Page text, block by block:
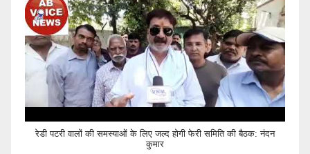
रेडी पटरी वालों की समस्याओं के लिए जल्द होगी फेरी समिति की बैठक: नंदन
कुमार